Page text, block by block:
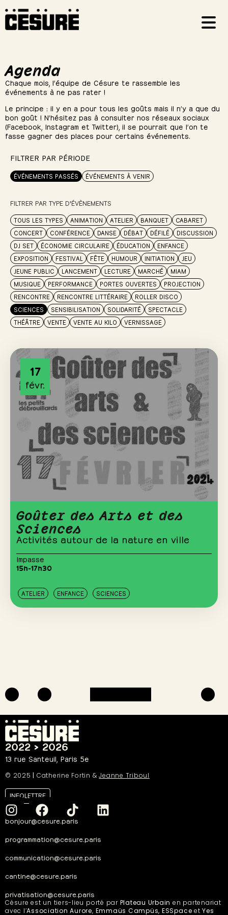
Agenda
Chaque mois, l’équipe de Césure te rassemble les
événements à ne pas rater !
Le principe : il y en a pour tous les goûts mais il n’y a que du
bon goût ! N’hésitez pas à consulter nos réseaux sociaux
(Facebook, Instagram et Twitter), il se pourrait que l’on te
fasse gagner des places pour certains événements.
FILTRER PAR PÉRIODE
ÉVÉNEMENTS PASSÉS ÉVÉNEMENTS À VENIR
FILTRER PAR TYPE D'ÉVÈNEMENTS
TOUS LES TYPES ANIMATION ATELIER BANQUET
CABARET
CONCERT
CONFÉRENCE DANSE DÉBAT DÉFILÉ
DISCUSSION
DJ SET
ÉCONOMIE CIRCULAIRE ÉDUCATION
ENFANCE
EXPOSITION
FESTIVAL FÊTE HUMOUR INITIATION
JEU
JEUNE PUBLIC
LANCEMENT LECTURE MARCHÉ
MIAM
MUSIQUE
PERFORMANCE PORTES OUVERTES
PROJECTION
RENCONTRE
RENCONTRE LITTÉRAIRE
ROLLER DISCO
SCIENCES
SENSIBILISATION SOLIDARITÉ
SPECTACLE
THÉÂTRE
VENTE VENTE AU KILO VERNISSAGE
17
févr.
Goûter des Arts et des
Sciences
Activités autour de la nature en ville
Impasse
15h-17h30
ATELIER ENFANCE SCIENCES
2022 > 2026
13 rue Santeuil, Paris 5e
© 2025 | Catherine Fortin &Jeanne Triboul
INFOLETTRE
bonjour@cesure.paris
programmation@cesure.paris
communication@cesure.paris
cantine@cesure.paris
privatisation@cesure.paris
Césure est un tiers-lieu porté par Plateau Urbain en partenariat
avec l’Association Aurore, Emmaüs Campüs, ESSpaceetYes